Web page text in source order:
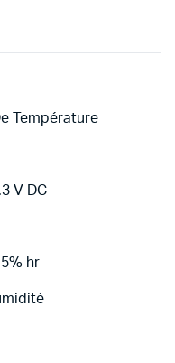
Température
V DC
hr